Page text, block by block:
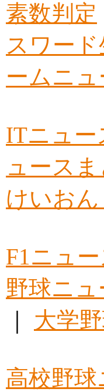
素数判定
スワー
ームニ
ITニュー
ュース
けいお
F1ニュ
野球ニ
大学
高校野